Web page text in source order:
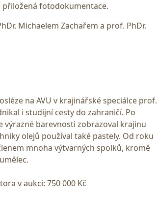
přiložená fotodokumentace.
Michaelem Zachařem a prof. PhDr.
na AVU v krajinářské speciálce prof.
i studijní cesty do zahraničí. Po
barevnosti zobrazoval krajinu
olejů používal také pastely. Od roku
mnoha výtvarných spolků, kromě
v aukci: 750 000 Kč